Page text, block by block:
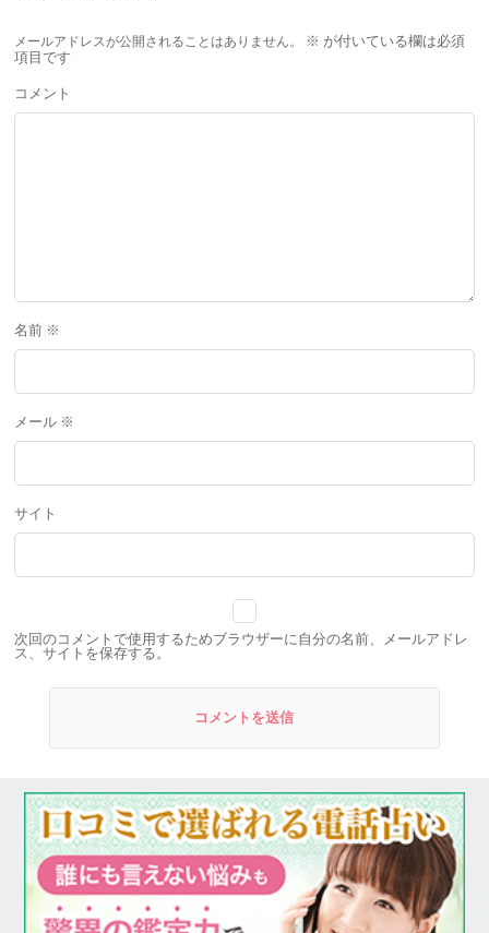
メールアドレスが公開されることはありません。 ※ が付いている欄は必須
項目です
コメント
名前 ※
メール ※
サイト
次回のコメントで使用するためブラウザーに自分の名前、メールアドレ
ス、サイトを保存する。